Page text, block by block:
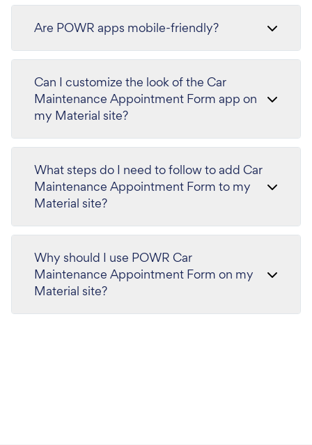
Are POWR apps mobile-friendly?
Can I customize the look of the Car
Maintenance Appointment Form app on
my Material site?
What steps do I need to follow to add Car
Maintenance Appointment Form to my
Material site?
Why should I use POWR Car
Maintenance Appointment Form on my
Material site?